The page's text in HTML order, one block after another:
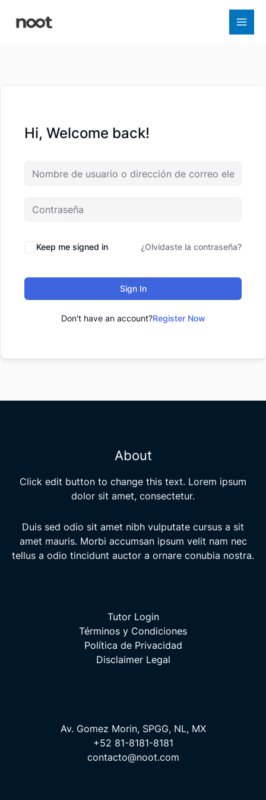
Hi, Welcome back!
Keep me signed in ¿Olvidaste la contraseña?
Sign In
Don't have an account?Register Now
About
Click edit button to change this text. Lorem ipsum
dolor sit amet, consectetur.
Duis sed odio sit amet nibh vulputate cursus a sit
amet mauris. Morbi accumsan ipsum velit nam nec
tellus a odio tincidunt auctor a ornare conubia nostra.
Tutor Login
Términos y Condiciones
Política de Privacidad
Disclaimer Legal
Av. Gomez Morin, SPGG, NL, MX
+52 81-8181-8181
contacto@noot.com